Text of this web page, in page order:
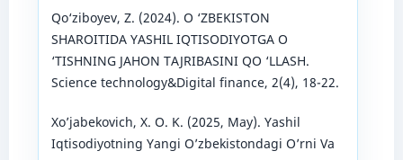
Qo‘ziboyev, Z. (2024). O ‘ZBEKISTON
SHAROITIDA YASHIL IQTISODIYOTGA O
‘TISHNING JAHON TAJRIBASINI QO ‘LLASH.
Science technology&Digital finance, 2(4), 18-22.
Xo’jabekovich, X. O. K. (2025, May). Yashil
Iqtisodiyotning Yangi O’zbekistondagi O’rni Va